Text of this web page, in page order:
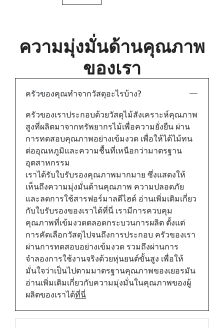
ความมุ่งมั่นด้านคุณภาพ
ของเรา
ครัวของคุณทำจากวัสดุอะไรบ้าง?
ครัวของเราประกอบด้วยวัสดุไม้สังเคราะห์คุณภาพ
สูงที่ผลิตมาจากทรัพยากรไม้เพื่อความยั่งยืน ผ่าน
การทดสอบคุณภาพอย่างเข้มงวด เพื่อให้ได้ไม้ทน
ต่ออุณหภูมิและความชื้นที่เหนือกว่ามาตรฐาน
อุตสาหกรรม
เราได้รับใบรับรองคุณภาพมากมาย ซึ่งแสดงให้
เห็นถึงความมุ่งมั่นด้านคุณภาพ ความปลอดภัย
และลดการใช้สารฟอร์มาลดีไฮด์ อ่านเพิ่มเติมเกี่ยว
กับใบรับรองของเราได้ที่นี่ เรามีการควบคุม
คุณภาพที่เข้มงวดตลอดกระบวนการผลิต ตั้งแต่
การคัดเลือกวัสดุไปจนถึงการประกอบ ครัวของเรา
ผ่านการทดสอบอย่างเข้มงวด รวมถึงผ่านการ
จำลองการใช้งานจริงด้วยหุ่นยนต์ขั้นสูง เพื่อให้
มั่นใจว่าเป็นไปตามมาตรฐานคุณภาพของเยอรมัน
อ่านเพิ่มเติมเกี่ยวกับความมุ่งมั่นในคุณภาพของผู้
ผลิตของเราได้ที่นี่